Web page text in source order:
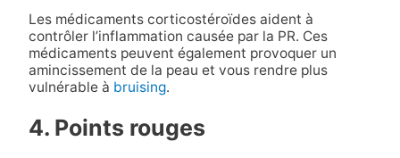
Les médicaments corticostéroïdes aident à
contrôler l’inflammation causée par la PR. Ces
médicaments peuvent également provoquer un
amincissement de la peau et vous rendre plus
vulnérable à bruising.
4. Points rouges